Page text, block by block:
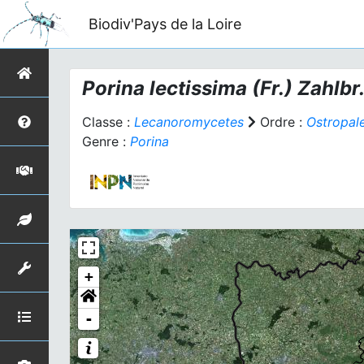
Biodiv'Pays de la Loire
Porina lectissima (Fr.)
Classe : Lecanoromycetes Ordre :
Genre : Porina
+
-